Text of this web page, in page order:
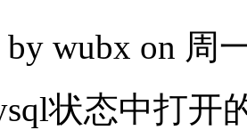
by wubx on 周
状态中打开